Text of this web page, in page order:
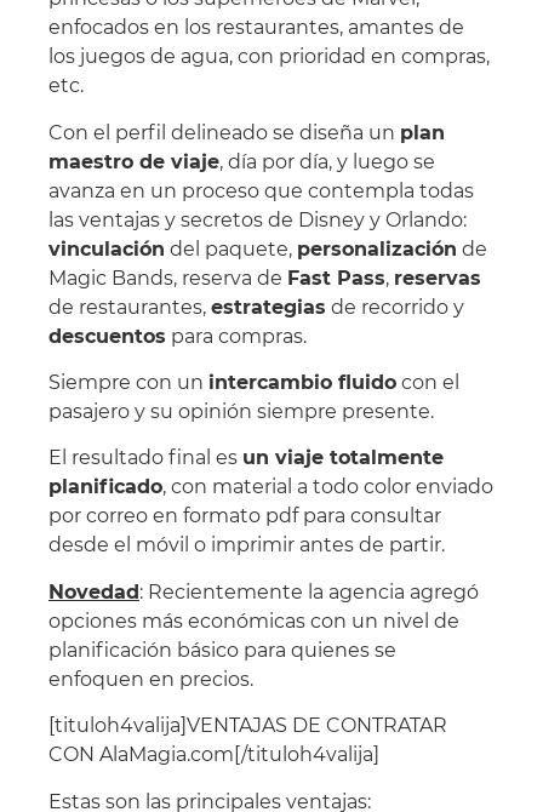
enfocados en los restaurantes, amantes de
los juegos de agua, con prioridad en compras,
etc.
Con el perfil delineado se diseña un plan
maestro de viaje, día por día, y luego se
avanza en un proceso que contempla todas
las ventajas y secretos de Disney y Orlando:
vinculación del paquete, personalización de
Magic Bands, reserva de Fast Pass, reservas
de restaurantes, estrategias de recorrido y
descuentos para compras.
Siempre con un intercambio fluido con el
pasajero y su opinión siempre presente.
El resultado final es un viaje totalmente
planificado, con material a todo color enviado
por correo en formato pdf para consultar
desde el móvil o imprimir antes de partir.
Novedad: Recientemente la agencia agregó
opciones más económicas con un nivel de
planificación básico para quienes se
enfoquen en precios.
[tituloh4valija]VENTAJAS DE CONTRATAR
CON AlaMagia.com[/tituloh4valija]
Estas son las principales ventajas: